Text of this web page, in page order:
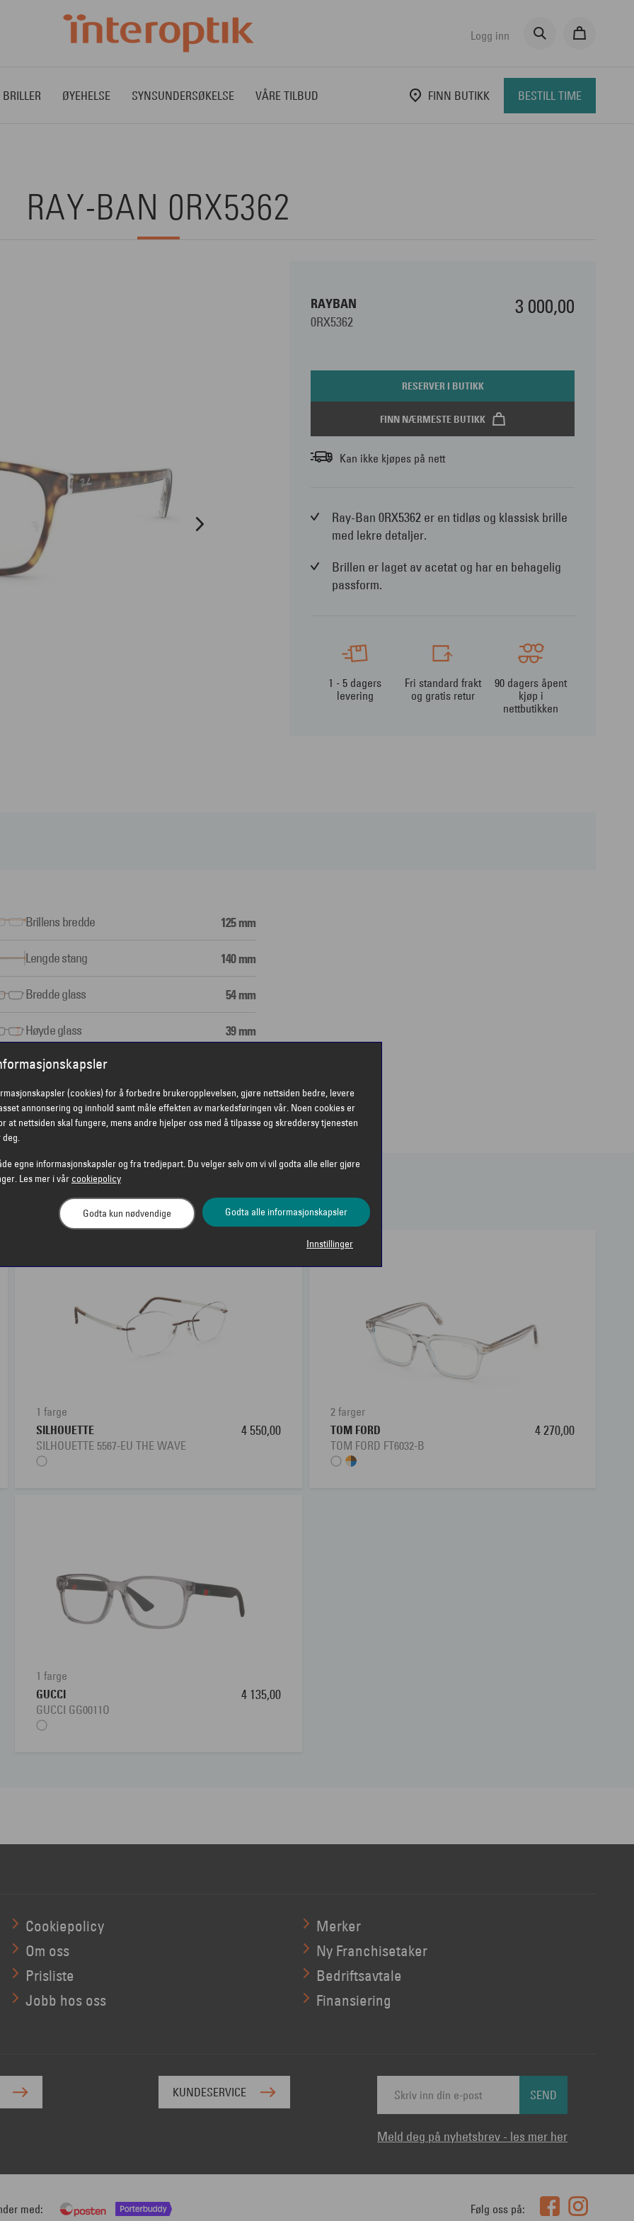
Logg inn
ØYEHELSE SYNSUNDERSØKELSE VÅRE TILBUD FINN BUTIKK BESTILL TIME
RAY-BAN 0RX5362
RAYBAN
0RX5362
3 000,00
RESERVER I BUTIKK
FINN NÆRMESTE BUTIKK
Kan ikke kjøpes på nett
Ray-Ban 0RX5362 er en tidløs og klassisk brille
med lekre detaljer.
Brillen er laget av acetat og har en behagelig
passform.
1 - 5 dagers
levering
Fri standard frakt
og gratis retur
90 dagers åpent
kjøp i
nettbutikken
Brillens bredde 125 mm
Lengde stang 140 mm
Bredde glass 54 mm
Høyde glass 39 mm
Nesebro
RELATERTE PRODUKTER
1 farge
SILHOUETTE
SILHOUETTE 5567-EU THE WAVE
4 550,00
2 farger
TOM FORD
TOM FORD FT6032-B
4 270,00
1 farge
GUCCI
GUCCI GG0011O
4 135,00
Cookiepolicy
Om oss
Prisliste
Jobb hos oss
Merker
Ny Franchisetaker
Bedriftsavtale
Finansiering
KUNDESERVICE SEND
Meld deg på nyhetsbrev - les mer her
med Følg oss på
(cookies) for å forbedre brukeropplevelsen, gjøre nettsiden bedre, levere
annonsering og innhold samt måle effekten av markedsføringen vår. Noen cookies er
at nettsiden skal fungere, mens andre hjelper oss med å tilpasse og skreddersy tjenesten
deg.
egne informasjonskapsler og fra tredjepart. Du velger selv om vi vil godta alle eller gjøre
Les mer i vår cookiepolicy
Godta alle informasjonskapsler
Godta kun nødvendige
Innstillinger